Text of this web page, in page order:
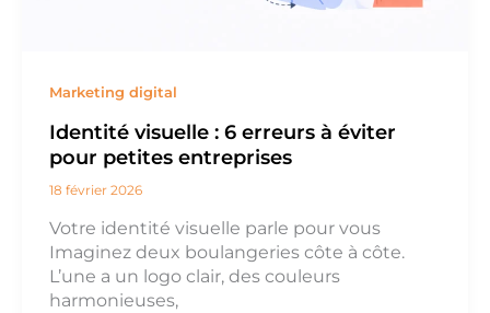
Marketing digital
Identité visuelle : 6 erreurs à éviter
pour petites entreprises
18 février 2026
Votre identité visuelle parle pour vous
Imaginez deux boulangeries côte à côte.
L’une a un logo clair, des couleurs
harmonieuses,